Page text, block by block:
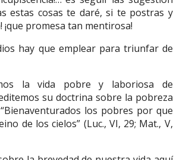
estas cosas te daré, si te postras y
¡que promesa tan mentirosa!
hay que emplear para triunfar de
la vida pobre y laboriosa de
su doctrina sobre la pobreza
los pobres por que
de los cielos” (Luc., VI, 29; Mat., V,